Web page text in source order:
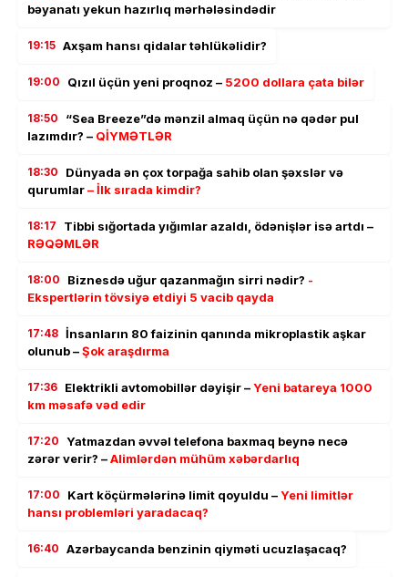
bəyanatı yekun hazırlıq mərhələsindədir
19:15 Axşam hansı qidalar təhlükəlidir?
19:00 Qızıl üçün yeni proqnoz – 5200 dollara çata bilər
18:50
“Sea Breeze”də mənzil almaq üçün nə qədər pul
lazımdır? – QİYMƏTLƏR
18:30
Dünyada ən çox torpağa sahib olan şəxslər və
qurumlar– İlk sırada kimdir?
18:17
Tibbi sığortada yığımlar azaldı, ödənişlər isə artdı –
RƏQƏMLƏR
18:00 Biznesdə uğur qazanmağın sirri nədir? -
Ekspertlərin tövsiyə etdiyi 5 vacib qayda
17:48 İnsanların 80 faizinin qanında mikroplastik aşkar
olunub –Şok araşdırma
17:36 Elektrikli avtomobillər dəyişir –Yeni batareya 1000
km məsafə vəd edir
17:20 Yatmazdan əvvəl telefona baxmaq beynə necə
zərər verir? –Alimlərdən mühüm xəbərdarlıq
17:00 Kart köçürmələrinə limit qoyuldu –Yeni limitlər
hansı problemləri yaradacaq?
16:40 Azərbaycanda benzinin qiyməti ucuzlaşacaq?